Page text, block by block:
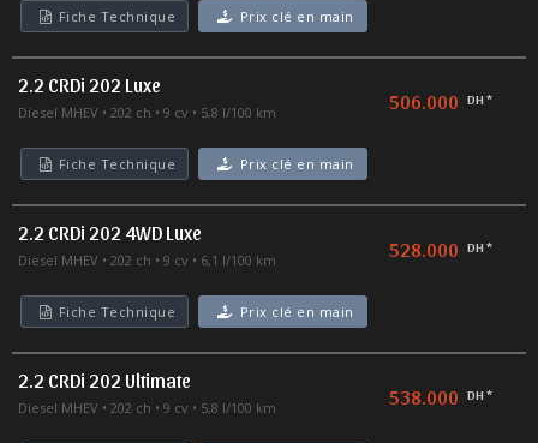
Fiche Technique Prix clé en main
2.2 CRDi 202 Luxe
Diesel MHEV 202 ch 9 cv 5,8 l/100 km 506.000 DH *
Fiche Technique Prix clé en main
2.2 CRDi 202 4WD Luxe
Diesel MHEV 202 ch 9 cv 6,1 l/100 km 528.000 DH *
Fiche Technique Prix clé en main
2.2 CRDi 202 Ultimate
Diesel MHEV 202 ch 9 cv 5,8 l/100 km 538.000 DH *